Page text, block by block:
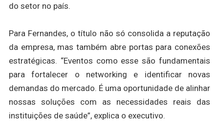
do setor no país.
Para Fernandes, o título não só consolida a reputação
da empresa, mas também abre portas para conexões
estratégicas. “Eventos como esse são fundamentais
para fortalecer o networking e identificar novas
demandas do mercado. É uma oportunidade de alinhar
nossas soluções com as necessidades reais das
instituições de saúde”, explica o executivo.